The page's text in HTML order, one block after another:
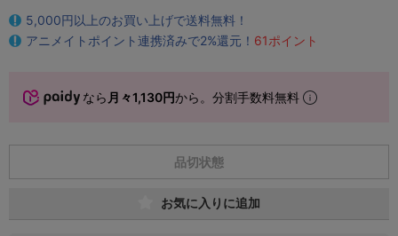
5,000円以上のお買い上げで送料無料！
アニメイトポイント連携済みで2%還元！ 61ポイント
なら 月々1,130円から。分割手数料無料
品切状態
お気に入りに追加